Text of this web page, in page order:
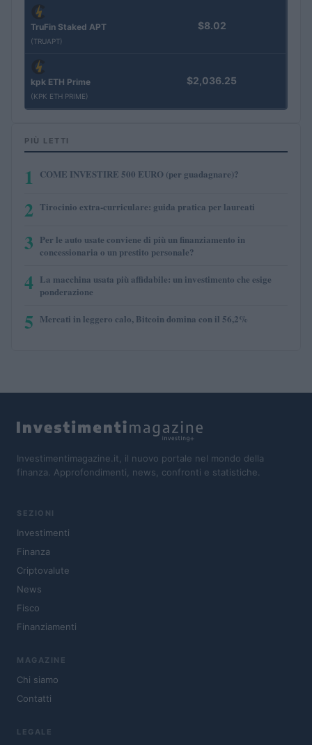
TruFin Staked APT
(TRUAPT)
$8.02
kpk ETH Prime
(KPK ETH PRIME)
$2,036.25
PIÙ LETTI
1 COME INVESTIRE 500 EURO (per guadagnare)?
2 Tirocinio extra-curriculare: guida pratica per laureati
3 Per le auto usate conviene di più un finanziamento in
concessionaria o un prestito personale?
4 La macchina usata più affidabile: un investimento che esige
ponderazione
5 Mercati in leggero calo, Bitcoin domina con il 56,2%
Investimentimagazine.it, il nuovo portale nel mondo della
finanza. Approfondimenti, news, confronti e statistiche.
SEZIONI
Investimenti
Finanza
Criptovalute
News
Fisco
Finanziamenti
MAGAZINE
Chi siamo
Contatti
LEGALE